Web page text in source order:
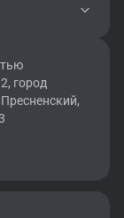
город